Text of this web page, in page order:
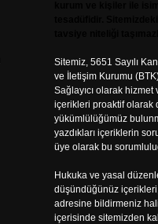
Sitemiz, 5651 Sayılı
ve İletişim Kurumu
Sağlayıcı olarak
içerikleri proaktif olarak
yükümlülüğümüz
yazdıkları içeriklerin
üye olarak bu
Hukuka ve yasal
düşündüğünüz
adresine bildirmeniz
içerisinde sitemizden